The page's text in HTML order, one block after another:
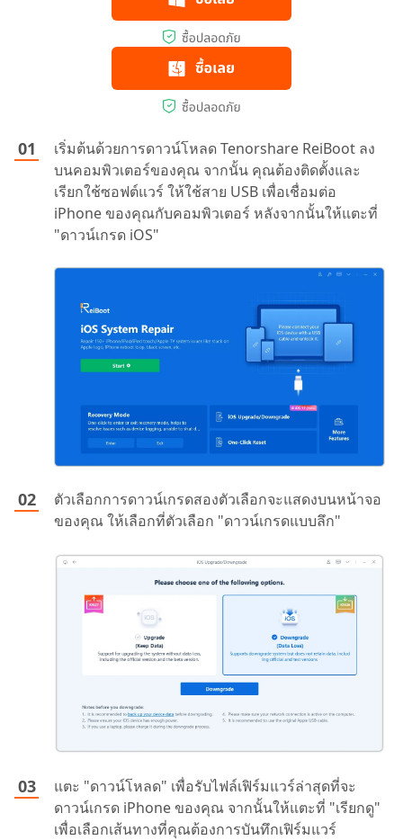
เริ่มต้นด้วยการดาวน์โหลด Tenorshare ReiBoot ลง
บนคอมพิวเตอร์ของคุณ จากนั้น คุณต้องติดตั้งและ
เรียกใช้ซอฟต์แวร์ ให้ใช้สาย USB เพื่อเชื่อมต่อ
iPhone ของคุณกับคอมพิวเตอร์ หลังจากนั้นให้แตะที่
"ดาวน์เกรด iOS"
ตัวเลือกการดาวน์เกรดสองตัวเลือกจะแสดงบนหน้าจอ
ของคุณ ให้เลือกที่ตัวเลือก "ดาวน์เกรดแบบลึก"
แตะ "ดาวน์โหลด" เพื่อรับไฟล์เฟิร์มแวร์ล่าสุดที่จะ
ดาวน์เกรด iPhone ของคุณ จากนั้นให้แตะที่ "เรียกดู"
เพื่อเลือกเส้นทางที่คุณต้องการบันทึกเฟิร์มแวร์